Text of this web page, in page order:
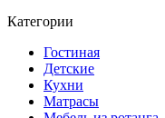
Категории
Гостиная
Детские
Кухни
Матрасы